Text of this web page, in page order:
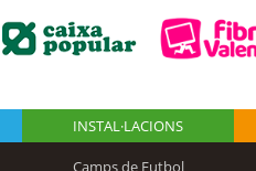
INSTAL·LACIONS
Camps de Futbol